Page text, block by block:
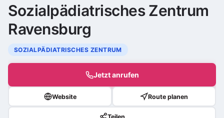
Sozialpädiatrisches Zentrum
Ravensburg
SOZIALPÄDIATRISCHES ZENTRUM
Jetzt anrufen
Website Route planen
Teilen